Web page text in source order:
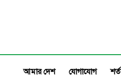
আমার দেশ যোগাযোগ